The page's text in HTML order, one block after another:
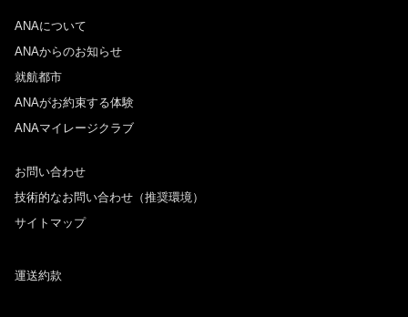
ANAについて
ANAからのお知らせ
就航都市
ANAがお約束する体験
ANAマイレージクラブ
お問い合わせ
技術的なお問い合わせ（推奨環境）
サイトマップ
運送約款